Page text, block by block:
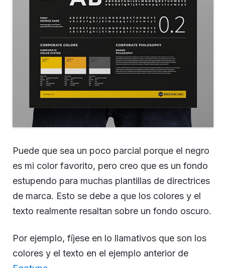
Puede que sea un poco parcial porque el negro
es mi color favorito, pero creo que es un fondo
estupendo para muchas plantillas de directrices
de marca. Esto se debe a que los colores y el
texto realmente resaltan sobre un fondo oscuro.
Por ejemplo, fíjese en lo llamativos que son los
colores y el texto en el ejemplo anterior de